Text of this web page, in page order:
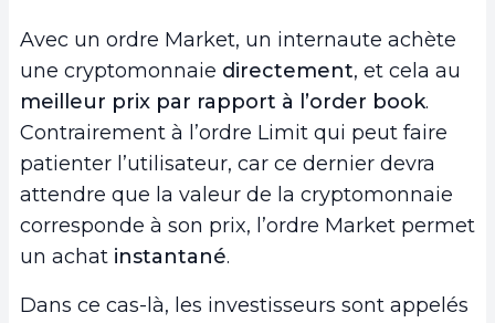
Avec un ordre Market, un internaute achète
une cryptomonnaie directement, et cela au
meilleur prix par rapport à l’order book.
Contrairement à l’ordre Limit qui peut faire
patienter l’utilisateur, car ce dernier devra
attendre que la valeur de la cryptomonnaie
corresponde à son prix, l’ordre Market permet
un achat instantané.
Dans ce cas-là, les investisseurs sont appelés